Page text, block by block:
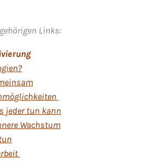
Links:
jeder tun kann
Wachstum